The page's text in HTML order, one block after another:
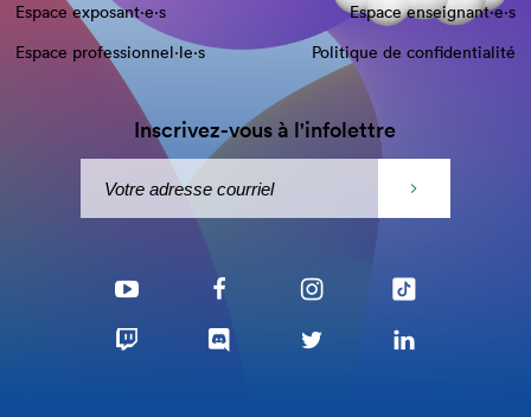
Espace exposant·e⋅s
Espace enseignant·e⋅s
Espace professionnel·le⋅s
Politique de confidentialité
Inscrivez-vous à l'infolettre